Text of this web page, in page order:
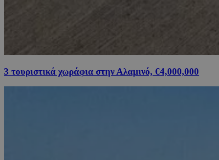
3 τουριστικά χωράφια στην Αλαμινό, €4,000,000